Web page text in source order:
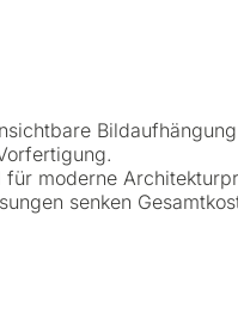
moderne
senken